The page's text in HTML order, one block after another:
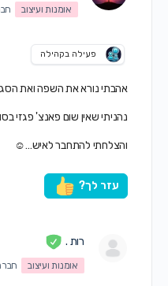
אומנות ועיצוב
פעילה בקהילה
אהבתי נורא את השפה ואת
נהניתי שאין שום פאנצ' פגזי
והצלחתי להתחבר לאיש…☺
עזר לך?
רות .
אומנות ועיצוב